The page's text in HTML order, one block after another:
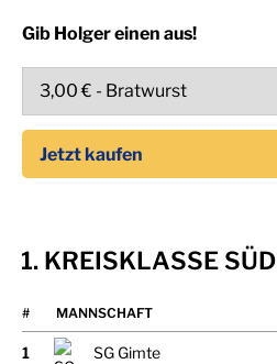
Gib Holger einen aus!
1. KREISKLASSE SÜD
# MANNSCHAFT
1 SG Gimte